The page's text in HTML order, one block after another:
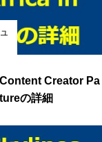
Creator Pa
の詳細